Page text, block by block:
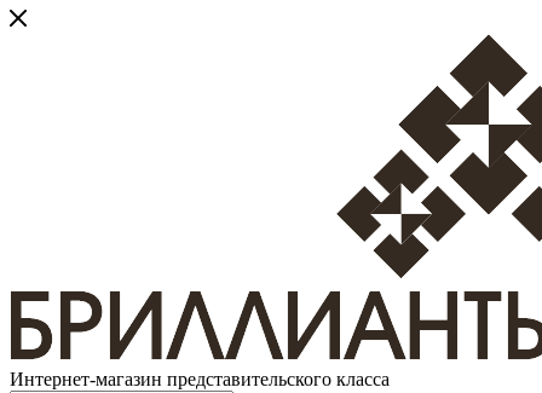
Интернет-магазин представительского класса